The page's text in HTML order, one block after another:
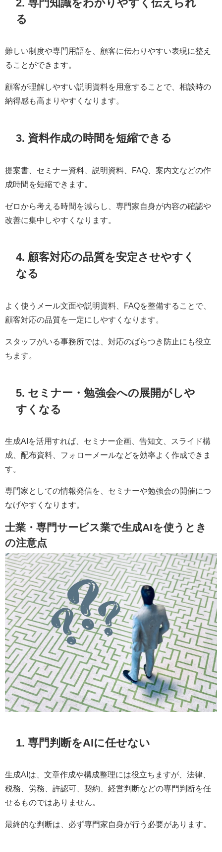
2. 専門知識をわかりやすく伝えられ
る
難しい制度や専門用語を、顧客に伝わりやすい表現に整え
ることができます。
顧客が理解しやすい説明資料を用意することで、相談時の
納得感も高まりやすくなります。
3. 資料作成の時間を短縮できる
提案書、セミナー資料、説明資料、FAQ、案内文などの作
成時間を短縮できます。
ゼロから考える時間を減らし、専門家自身が内容の確認や
改善に集中しやすくなります。
4. 顧客対応の品質を安定させやすく
なる
よく使うメール文面や説明資料、FAQを整備することで、
顧客対応の品質を一定にしやすくなります。
スタッフがいる事務所では、対応のばらつき防止にも役立
ちます。
5. セミナー・勉強会への展開がしや
すくなる
生成AIを活用すれば、セミナー企画、告知文、スライド構
成、配布資料、フォローメールなどを効率よく作成できま
す。
専門家としての情報発信を、セミナーや勉強会の開催につ
なげやすくなります。
士業・専門サービス業で生成AIを使うとき
の注意点
1. 専門判断をAIに任せない
生成AIは、文章作成や構成整理には役立ちますが、法律、
税務、労務、許認可、契約、経営判断などの専門判断を任
せるものではありません。
最終的な判断は、必ず専門家自身が行う必要があります。